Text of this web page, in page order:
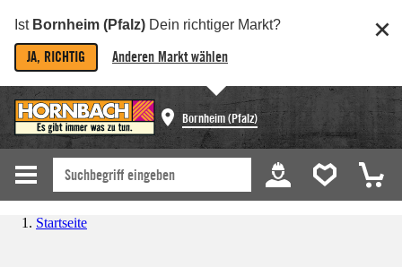
Ist Bornheim (Pfalz) Dein richtiger Markt?
JA, RICHTIG Anderen Markt wählen
Bornheim (Pfalz)
Startseite